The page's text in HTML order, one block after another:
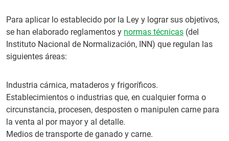
Para aplicar lo establecido por la Ley y lograr sus objetivos,
se han elaborado reglamentos y normas técnicas (del
Instituto Nacional de Normalización, INN) que regulan las
siguientes áreas:
Industria cárnica, mataderos y frigoríficos.
Establecimientos o industrias que, en cualquier forma o
circunstancia, procesen, desposten o manipulen carne para
la venta al por mayor y al detalle.
Medios de transporte de ganado y carne.